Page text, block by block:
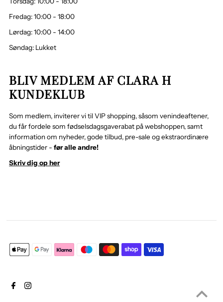
Fredag: 10:00 - 18:00
Lørdag: 10:00 - 14:00
Søndag: Lukket
BLIV MEDLEM AF CLARA H
KUNDEKLUB
Som medlem, inviterer vi til VIP shopping, såsom venindeaftener,
du får fordele som fødselsdagsgaverabat på webshoppen, samt
information om nyheder, gode tilbud, pre-sale og ekstraordinære
åbningstider - før alle andre!
Skriv dig op her